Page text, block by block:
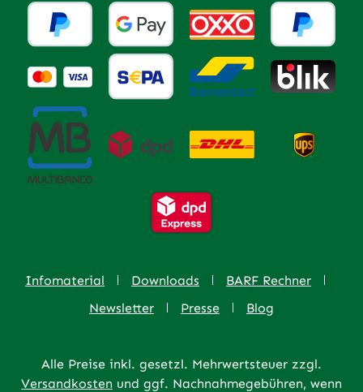
Infomaterial Downloads
BARF Rechner
Newsletter
Presse Blog
Alle Preise inkl. gesetzl. Mehrwertsteuer zzgl.
Versandkosten und ggf. Nachnahmegebühren, wenn